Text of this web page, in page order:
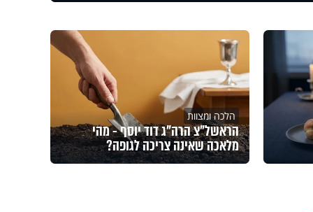
הלכה ומצוות
הראשל"צ הרה"ג דוד יוסף - מהי
מלאכה שאינה צריכה לגופה?